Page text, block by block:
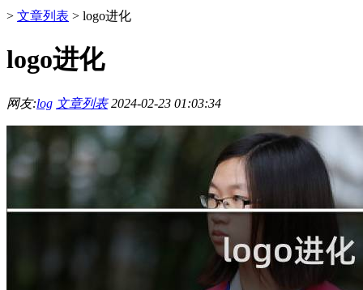
> 文章列表 > logo进化
logo进化
网友:log 文章列表 2024-02-23 01:03:34